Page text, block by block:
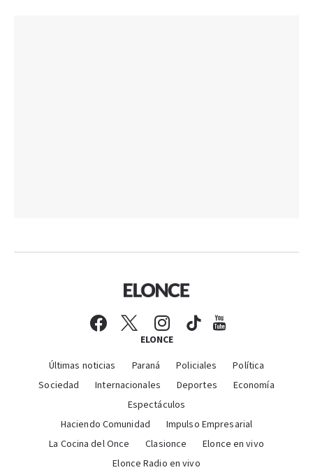
ELONCE
Últimas noticias Paraná Policiales
Política
Sociedad
Internacionales Deportes
Economía
Espectáculos
Haciendo Comunidad
Impulso Empresarial
La Cocina del Once
Clasionce
Elonce en vivo
Elonce Radio en vivo